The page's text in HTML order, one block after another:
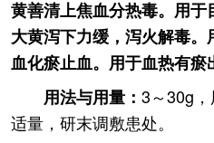
黄善清上焦血分热毒。用
大黄泻下力缓，泻火解毒
血化瘀止血。用于血热有瘀
用法与用量： 3～30g
适量，研末调敷患处。